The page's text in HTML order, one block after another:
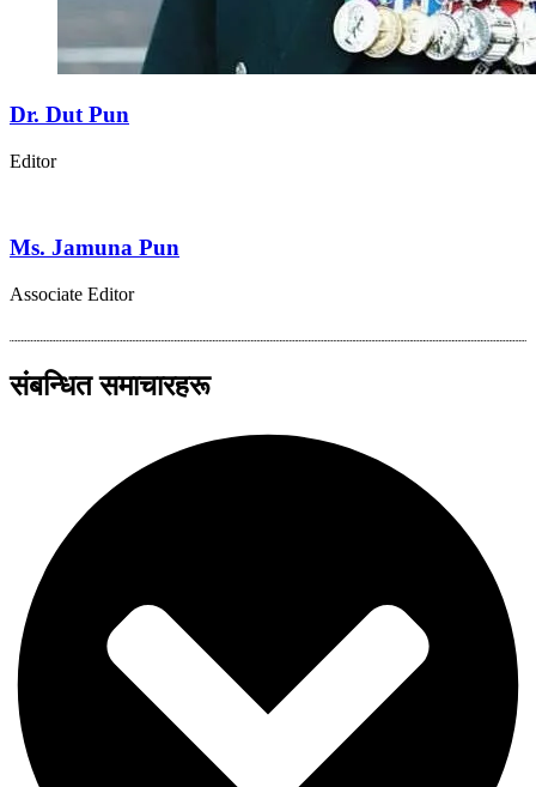
Dr. Dut Pun
Editor
Ms. Jamuna Pun
Associate Editor
संबन्धित समाचारहरू